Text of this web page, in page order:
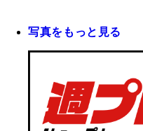
写真をもっと見る